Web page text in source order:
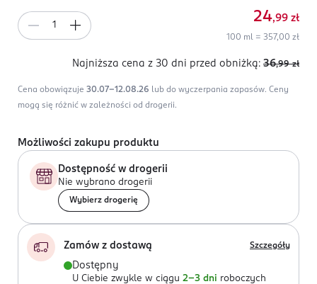
24,99 zł
100 ml = 357,00 zł
Najniższa cena z 30 dni przed obniżką: 36,99 zł
Cena obowiązuje 30.07-12.08.26 lub do wyczerpania zapasów. Ceny
mogą się różnić w zależności od drogerii.
Możliwości zakupu produktu
Dostępność w drogerii
Nie wybrano drogerii
Wybierz drogerię
Zamów z dostawą Szczegóły
Dostępny
U Ciebie zwykle w ciągu 2-3 dni roboczych